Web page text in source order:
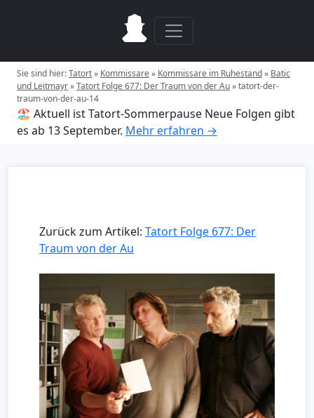
Sie sind hier:Tatort» Kommissare» Kommissare im Ruhestand» Batic
und Leitmayr»Tatort Folge 677: Der Traum von der Au»tatort-der-
traum-von-der-au-14
🏖️ Aktuell ist Tatort-Sommerpause Neue Folgen gibt
es ab 13 September. Mehr erfahren →
Zurück zum Artikel: Tatort Folge 677: Der
Traum von der Au